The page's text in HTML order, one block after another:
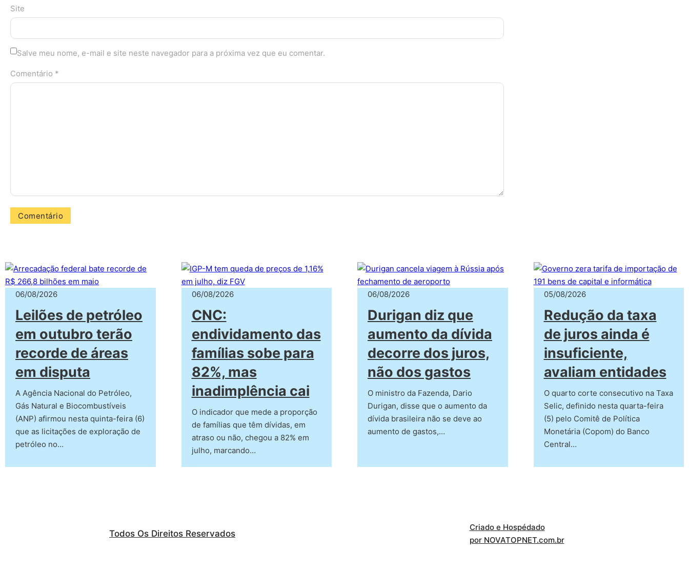
Site
Salve meu nome, e-mail e site neste navegador para a próxima vez que eu comentar.
Comentário *
06/08/2026
Leilões de petróleo
em outubro terão
recorde de áreas
em disputa
A Agência Nacional do Petróleo,
Gás Natural e Biocombustíveis
(ANP) afirmou nesta quinta-feira (6)
que as licitações de exploração de
petróleo no…
06/08/2026
CNC:
endividamento das
famílias sobe para
82%, mas
inadimplência cai
O indicador que mede a proporção
de famílias que têm dívidas, em
atraso ou não, chegou a 82% em
julho, marcando…
06/08/2026
Durigan diz que
aumento da dívida
decorre dos juros,
não dos gastos
O ministro da Fazenda, Dario
Durigan, disse que o aumento da
dívida brasileira não se deve ao
aumento de gastos,…
05/08/2026
Redução da taxa
de juros ainda é
insuficiente,
avaliam entidades
O quarto corte consecutivo na Taxa
Selic, definido nesta quarta-feira
(5) pelo Comitê de Política
Monetária (Copom) do Banco
Central…
Todos Os Direitos Reservados
Criado e Hospédado
por NOVATOPNET.com.br